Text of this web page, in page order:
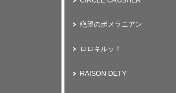
絶望のポメラニアン
ロロキルッ！
RAISON DETY